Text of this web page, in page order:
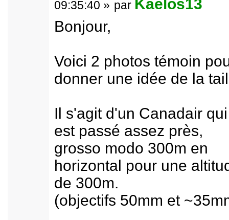
09:35:40 » par Kaelos13
Bonjour,
Voici 2 photos témoin
donner une idée de la
Il s'agit d'un Canadair qui
est passé assez près,
grosso modo 300m en
horizontal pour une
de 300m.
(objectifs 50mm et